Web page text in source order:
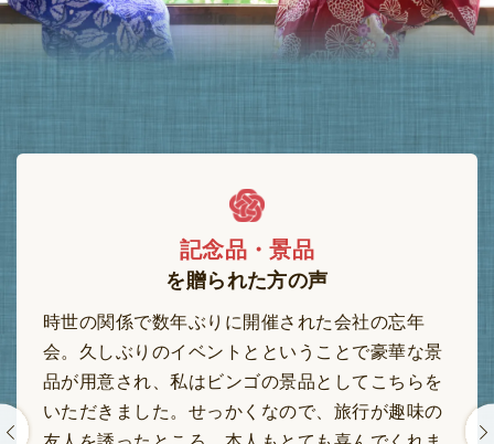
時の価値を創る
大切な方の人生の経験
記念品・景品
を贈られた方の声
時世の関係で数年ぶりに開催された会社の忘年
会。久しぶりのイベントとということで豪華な景
品が用意され、私はビンゴの景品としてこちらを
いただきました。せっかくなので、旅行が趣味の